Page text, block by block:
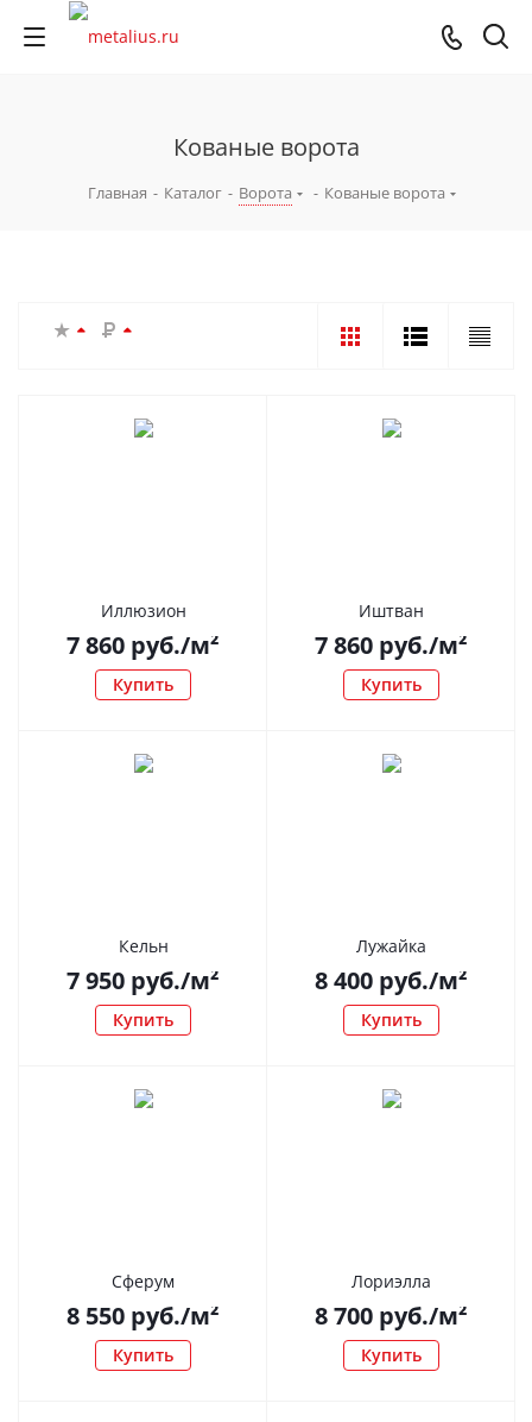
Кованые ворота
Главная - Каталог - Ворота - Кованые ворота
Иллюзион
7 860 руб./м²
Купить
Иштван
7 860 руб./м²
Купить
Кельн
7 950 руб./м²
Купить
Лужайка
8 400 руб./м²
Купить
Сферум
8 550 руб./м²
Купить
Лориэлла
8 700 руб./м²
Купить